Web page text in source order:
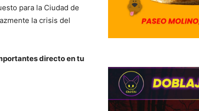
para la Ciudad de
la crisis del
directo en tu